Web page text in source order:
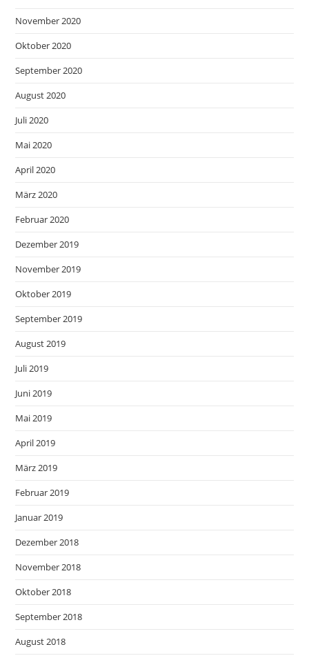
November 2020
Oktober 2020
September 2020
August 2020
Juli 2020
Mai 2020
April 2020
März 2020
Februar 2020
Dezember 2019
November 2019
Oktober 2019
September 2019
August 2019
Juli 2019
Juni 2019
Mai 2019
April 2019
März 2019
Februar 2019
Januar 2019
Dezember 2018
November 2018
Oktober 2018
September 2018
August 2018